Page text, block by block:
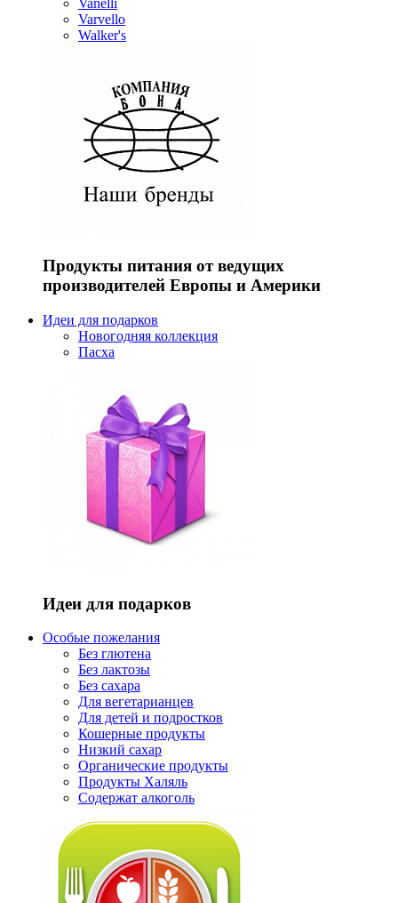
Vanelli
Varvello
Walker's
Продукты питания от ведущих
производителей Европы и Америки
Идеи для подарков
Новогодняя коллекция
Пасха
Идеи для подарков
Особые пожелания
Без глютена
Без лактозы
Без сахара
Для вегетарианцев
Для детей и подростков
Кошерные продукты
Низкий сахар
Органические продукты
Продукты Халяль
Содержат алкоголь